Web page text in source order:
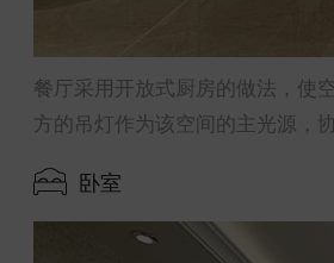
餐厅采用开放式厨房的做法，使
方的吊灯作为该空间的主光源，
卧室